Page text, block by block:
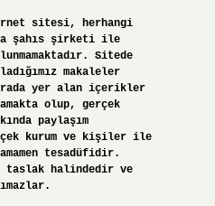
sitesi, herhangi
şahıs şirketi ile
Sitede
makaleler
yer alan içerikler
olup, gerçek
paylaşım
kurum ve kişiler ile
tesadüfidir.
halindedir ve